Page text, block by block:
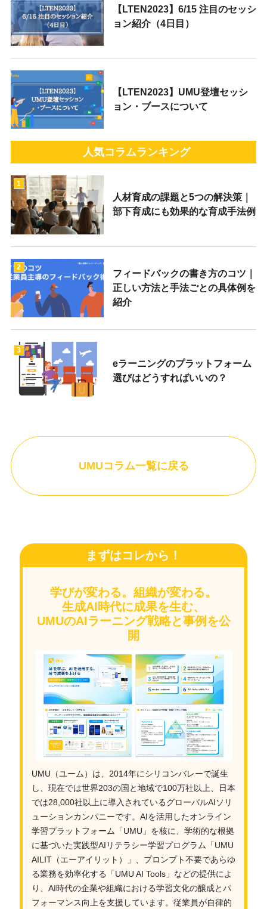
【LTEN2023】6/15 注目のセッシ
ョン紹介（4日目）
【LTEN2023】UMU登壇セッシ
ョン・ブースについて
人気コラムランキング
1
人材育成の課題と5つの解決策｜
部下育成にも効果的な育成手法例
2
フィードバックの書き方のコツ｜
正しい方法と手法ごとの具体例を
紹介
3
eラーニングのプラットフォーム
選びはどうすればいいの？
UMUコラム一覧に戻る
まずはコレから！
学びが変わる。組織が変わる。
生成AI時代に成果を生む、
UMUのAIラーニング戦略と事例を公
開
UMU（ユーム）は、2014年にシリコンバレーで誕生
し、現在では世界203の国と地域で100万社以上、日本
では28,000社以上に導入されているグローバルAIソリ
ューションカンパニーです。AIを活用したオンライン
学習プラットフォーム「UMU」を核に、学術的な根拠
に基づいた実践型AIリテラシー学習プログラム「UMU
AILIT（エーアイリット）」、プロンプト不要であらゆ
る業務を効率化する「UMU AI Tools」などの提供によ
り、AI時代の企業や組織における学習文化の醸成とパ
フォーマンス向上を支援しています。従業員が自律的